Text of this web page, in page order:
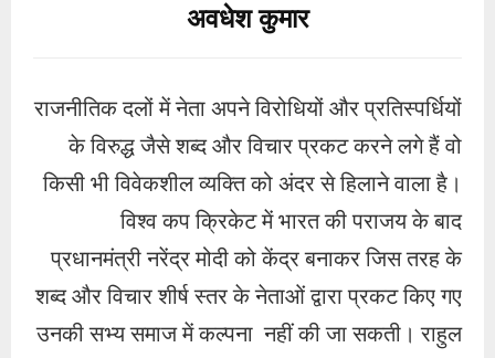
अवधेश कुमार
राजनीतिक दलों में नेता अपने विरोधियों और प्रतिस्पर्धियों
के विरुद्ध जैसे शब्द और विचार प्रकट करने लगे हैं वो
किसी भी विवेकशील व्यक्ति को अंदर से हिलाने वाला है।
विश्व कप क्रिकेट में भारत की पराजय के बाद
प्रधानमंत्री नरेंद्र मोदी को केंद्र बनाकर जिस तरह के
शब्द और विचार शीर्ष स्तर के नेताओं द्वारा प्रकट किए गए
उनकी सभ्य समाज में कल्पना नहीं की जा सकती। राहुल